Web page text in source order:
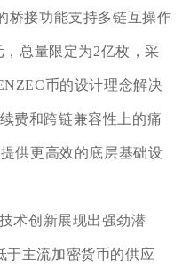
桥接功能支持多链互操作
总量限定为2亿枚，采
币的设计理念解决
费和跨链兼容性上的痛
供更高效的底层基础设
术创新展现出强劲潜
于主流加密货币的供应